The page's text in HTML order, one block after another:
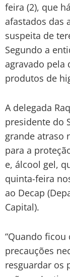
feira (2), que
afastados das
suspeita de
Segundo a
agravado pela
produtos de
A delegada
presidente do
grande atraso
para a
e, álcool gel,
quinta-feira
ao Decap
Capital).
“Quando
precauções
resguardar os